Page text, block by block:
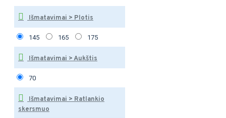
Išmatavimai > Plotis
145 165 175
Išmatavimai > Aukštis
70
Išmatavimai > Ratlankio
skersmuo